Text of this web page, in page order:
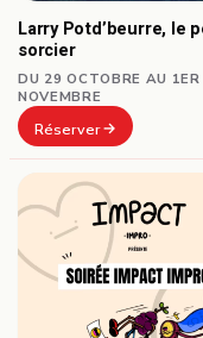
Larry Potd’beurre, le
sorcier
DU 29 OCTOBRE AU 1ER
NOVEMBRE
Réserver